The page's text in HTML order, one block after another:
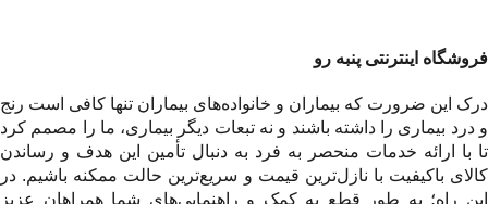
فروشگاه اینترنتی پنبه رو
درک این ضرورت که بیماران و خانواده‌های بیماران تنها کافی است رنج
و درد بیماری را داشته باشند و نه تبعات دیگر بیماری، ما را مصمم کرد
تا با ارائه خدمات منحصر به فرد به دنبال تأمین این هدف و رساندن
کالای باکیفیت با نازل‌ترین قیمت و سریع‌ترین حالت ممکنه باشیم. در
این راه؛ به طور قطع به کمک و راهنمایی‌های شما همراهان عزیز